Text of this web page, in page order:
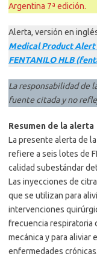
Argentina 7ª edición.
Alerta, versión en
Medical Product Alert
FENTANILO HLB
La responsabilidad de
fuente citada y no
Resumen de la alerta
La presente alerta de
refiere a seis lotes de
calidad subestándar
Las inyecciones de
que se utilizan para
intervenciones
frecuencia respiratoria
mecánica y para aliviar
enfermedades crónicas.